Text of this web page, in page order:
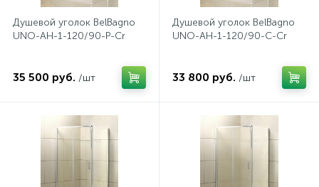
Душевой уголок BelBagno
UNO-AH-1-120/90-P-Cr
35 500 руб. /шт
Душевой уголок BelBagno
UNO-AH-1-120/90-C-Cr
33 800 руб. /шт
Душевые системы
Изливы для душа